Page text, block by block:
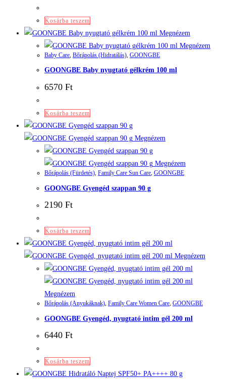
Kosárba teszem
Megnézem
Megnézem
Baby Care Bőrápolás (Hidratálás) GOONGBE
GOONGBE Baby nyugtató gélkrém 100 ml
6570 Ft
Kosárba teszem
Megnézem
Megnézem
Bőrápolás (Fürdetés), Family Care Sun Care, GOONGBE
GOONGBE Gyengéd szappan 90 g
2190 Ft
Kosárba teszem
Megnézem
Megnézem
Bőrápolás (Anyukáknak), Family Care Women Care, GOONGBE
GOONGBE Gyengéd, nyugtató intim gél 200 ml
6440 Ft
Kosárba teszem